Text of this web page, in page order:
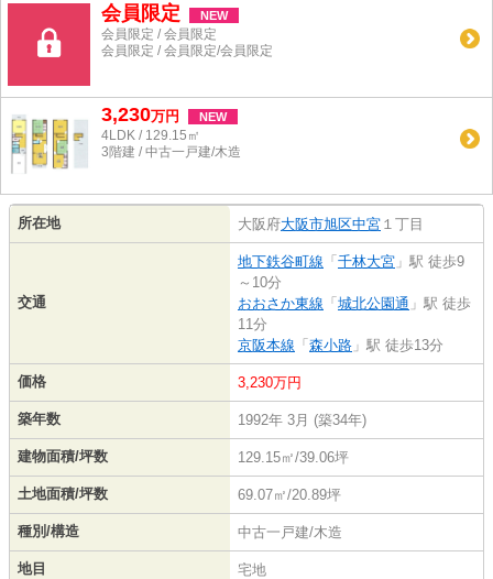
会員限定 NEW
会員限定 /会員限定
会員限定 /会員限定/会員限定
3,230万円 NEW
4LDK / 129.15㎡
3階建 / 中古一戸建/木造
所在地 大阪府大阪市旭区中宮 １丁目
交通
地下鉄谷町線 「 千林大宮 」駅 徒歩9
～10分
おおさか東線 「 城北公園通 」駅 徒歩
11分
京阪本線 「 森小路 」駅 徒歩13分
価格 3,230万円
築年数 1992年 3月 (築34年)
建物面積/坪数 129.15㎡/39.06坪
土地面積/坪数 69.07㎡/20.89坪
種別/構造 中古一戸建/木造
地目 宅地